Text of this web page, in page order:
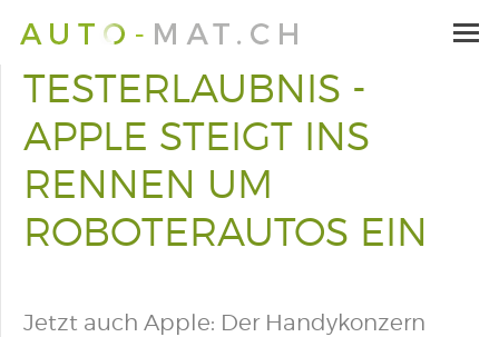
TESTERLAUBNIS -
APPLE STEIGT INS
RENNEN UM
ROBOTERAUTOS EIN
Jetzt auch Apple: Der Handykonzern